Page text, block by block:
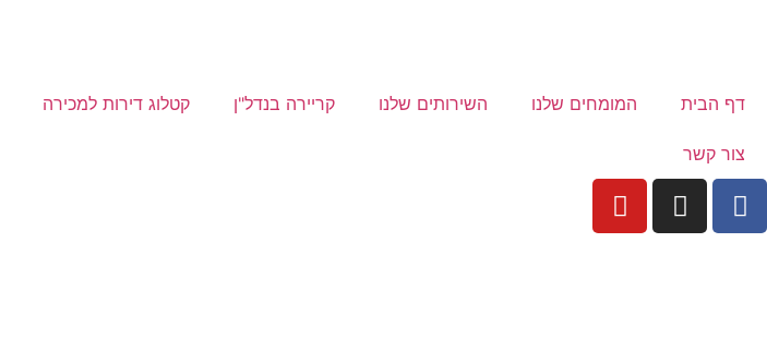
דף הבית המומחים שלנו השירותים שלנו קריירה בנדל"ן קטלוג דירות למכירה
צור קשר